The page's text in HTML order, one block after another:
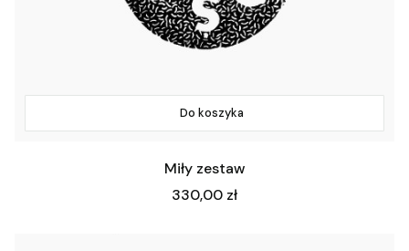
Do koszyka
Miły zestaw
Cena
330,00 zł